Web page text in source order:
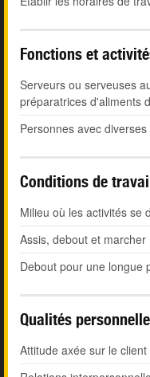
Fonctions et
Serveurs ou serveuses
préparatrices d'aliments
Personnes avec
Conditions de
Milieu où les activités se
Assis, debout et marcher
Debout pour une longue
Qualités
Attitude axée sur le client